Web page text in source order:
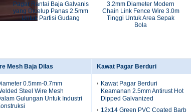
Pagar Rantai Baja Galvanis
yang Dicelup Panas 2.5mm
Untuk Partisi Gudang
3.2mm Diameter Modern
Chain Link Fence Wire 3.0m
Tinggi Untuk Area Sepak
Bola
Mesh Baja Dilas
0.5mm-0.7mm
Steel Wire Mesh
Gulungan Untuk Industri
Kawat Pagar Berduri
Kawat Pagar Berduri
Keamanan 2.5mm Antirust Hot
Dipped Galvanized
12x14 Green PVC Coated Barb